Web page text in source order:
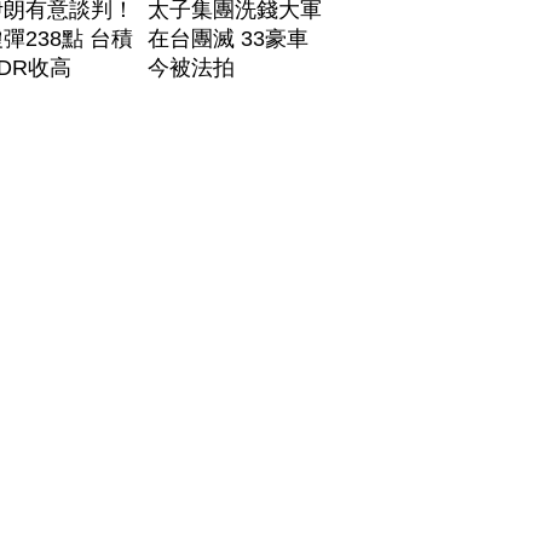
有意談判！
238點 台積
收高
太子集團洗錢大軍
在台團滅 33豪車
今被法拍